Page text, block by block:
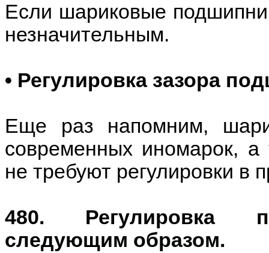
Если шариковые
незначительным.
• Регулировка зазора
Еще раз напомним,
современных иномарок, а
не требуют регулировки в
480. Регулировка
следующим образом.